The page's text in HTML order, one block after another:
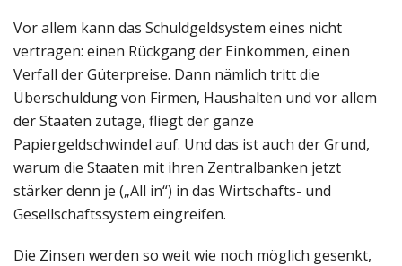
Vor allem kann das Schuldgeldsystem eines nicht
vertragen: einen Rückgang der Einkommen, einen
Verfall der Güterpreise. Dann nämlich tritt die
Überschuldung von Firmen, Haushalten und vor allem
der Staaten zutage, fliegt der ganze
Papiergeldschwindel auf. Und das ist auch der Grund,
warum die Staaten mit ihren Zentralbanken jetzt
stärker denn je („All in“) in das Wirtschafts- und
Gesellschaftssystem eingreifen.
Die Zinsen werden so weit wie noch möglich gesenkt,